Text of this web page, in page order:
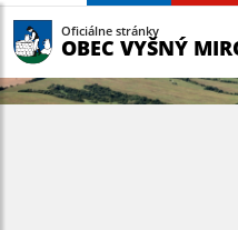
Oficiálne stránky
OBEC VYŠNÝ